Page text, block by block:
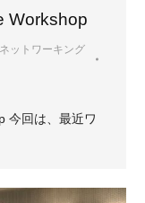
Workshop
ネットワーキング
今回は、最近ワ